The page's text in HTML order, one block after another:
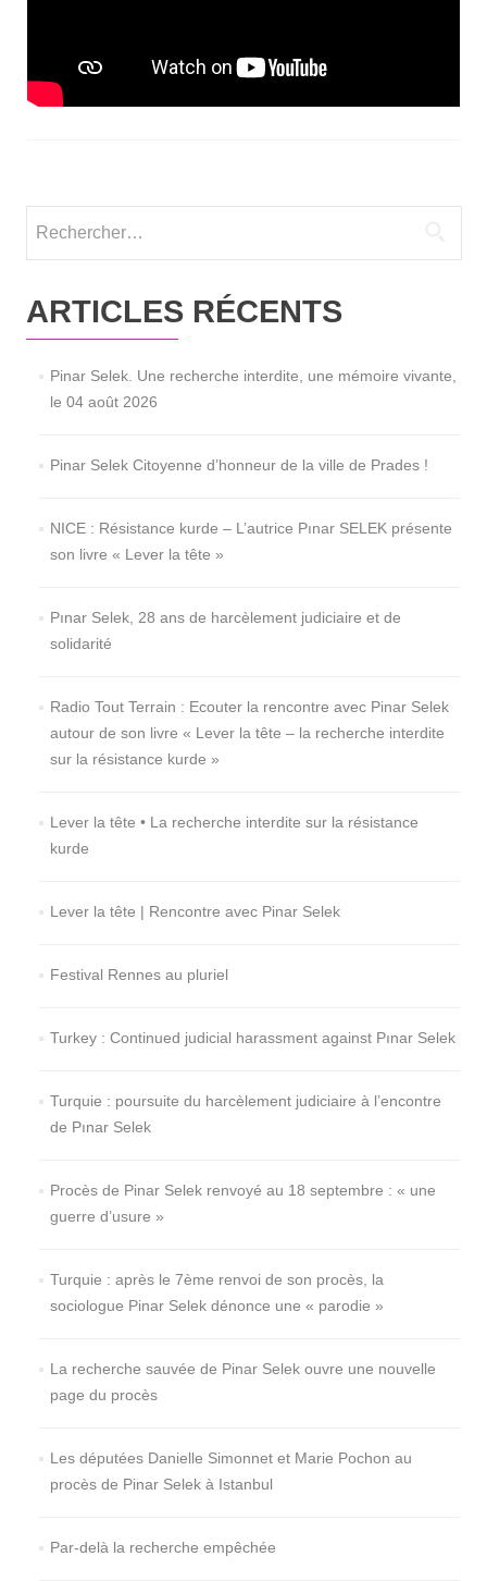
ARTICLES RÉCENTS
Pinar Selek. Une recherche interdite, une mémoire vivante,
le 04 août 2026
Pinar Selek Citoyenne d’honneur de la ville de Prades !
NICE : Résistance kurde – L’autrice Pınar SELEK présente
son livre « Lever la tête »
Pınar Selek, 28 ans de harcèlement judiciaire et de
solidarité
Radio Tout Terrain : Ecouter la rencontre avec Pinar Selek
autour de son livre « Lever la tête – la recherche interdite
sur la résistance kurde »
Lever la tête • La recherche interdite sur la résistance
kurde
Lever la tête | Rencontre avec Pinar Selek
Festival Rennes au pluriel
Turkey : Continued judicial harassment against Pınar Selek
Turquie : poursuite du harcèlement judiciaire à l’encontre
de Pınar Selek
Procès de Pinar Selek renvoyé au 18 septembre : « une
guerre d’usure »
Turquie : après le 7ème renvoi de son procès, la
sociologue Pinar Selek dénonce une « parodie »
La recherche sauvée de Pinar Selek ouvre une nouvelle
page du procès
Les députées Danielle Simonnet et Marie Pochon au
procès de Pinar Selek à Istanbul
Par-delà la recherche empêchée